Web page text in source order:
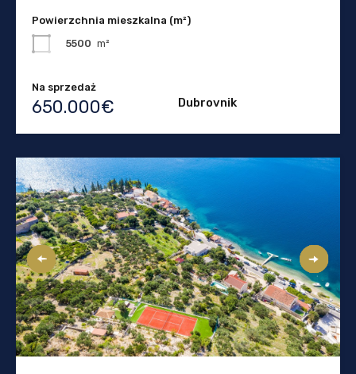
Powierzchnia mieszkalna (m²)
5500 m²
Na sprzedaż
650.000€ Dubrovnik